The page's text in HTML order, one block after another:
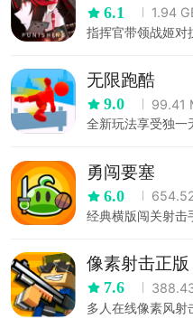
6.1
1.94
指挥官带领战姬对
无限跑酷
9.0
99.41
全新玩法享受独一
勇闯要塞
6.0
经典横版闯关射击
像素射击正版
7.6
多人在线像素风射